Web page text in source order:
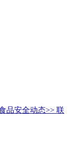
品安全动态>> 联